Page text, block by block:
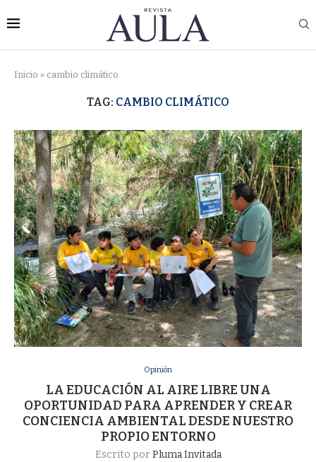
Inicio » cambio climático
TAG: CAMBIO CLIMÁTICO
Opinión
LA EDUCACIÓN AL AIRE LIBRE UNA
OPORTUNIDAD PARA APRENDER Y CREAR
CONCIENCIA AMBIENTAL DESDE NUESTRO
PROPIO ENTORNO
Escrito porPluma Invitada